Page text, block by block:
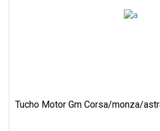
Tucho Motor Gm Corsa/monza/